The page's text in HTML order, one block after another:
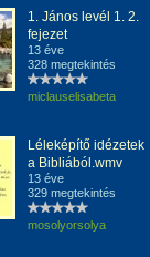
1. János levél 1. 2.
fejezet
13 éve
328 megtekintés
miclauselisabeta
Léleképítő idézetek
a Bibliából.wmv
13 éve
329 megtekintés
mosolyorsolya